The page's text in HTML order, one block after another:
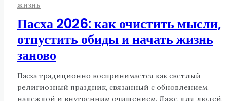
ЖИЗНЬ
Пасха 2026: как очистить мысли,
отпустить обиды и начать жизнь
заново
Пасха традиционно воспринимается как светлый
религиозный праздник, связанный с обновлением,
надеждой и внутренним очищением. Даже для людей,